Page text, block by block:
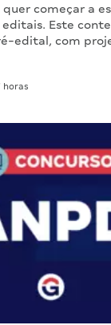
começar a
Este
edital, com
horas